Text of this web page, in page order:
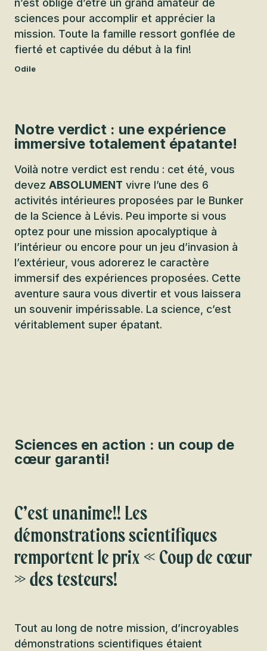
n’est obligé d’être un grand amateur de
sciences pour accomplir et apprécier la
mission. Toute la famille ressort gonflée de
fierté et captivée du début à la fin!
Odile
Notre verdict : une expérience
immersive totalement épatante!
Voilà notre verdict est rendu : cet été, vous
devez ABSOLUMENT vivre l’une des 6
activités intérieures proposées par le Bunker
de la Science à Lévis. Peu importe si vous
optez pour une mission apocalyptique à
l’intérieur ou encore pour un jeu d’invasion à
l’extérieur, vous adorerez le caractère
immersif des expériences proposées. Cette
aventure saura vous divertir et vous laissera
un souvenir impérissable. La science, c’est
véritablement super épatant.
Sciences en action : un coup de
cœur garanti!
C’est unanime!! Les
démonstrations scientifiques
remportent le prix « Coup de cœur
» des testeurs!
Tout au long de notre mission, d’incroyables
démonstrations scientifiques étaient